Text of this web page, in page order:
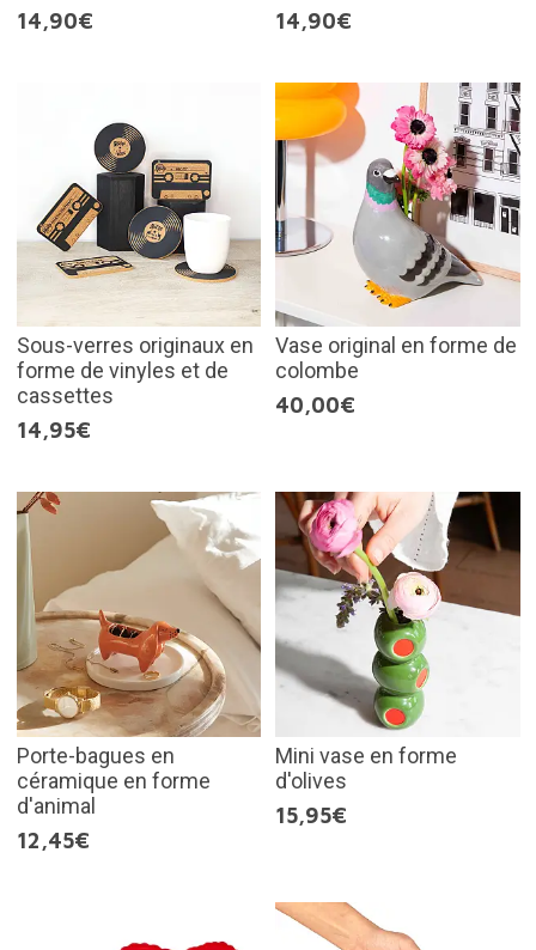
14,90€
14,90€
Sous-verres originaux en
forme de vinyles et de
cassettes
14,95€
Vase original en forme de
colombe
40,00€
Porte-bagues en
céramique en forme
d'animal
12,45€
Mini vase en forme
d'olives
15,95€